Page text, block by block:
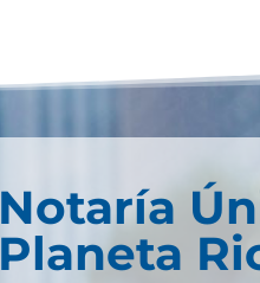
Notaría
Planeta